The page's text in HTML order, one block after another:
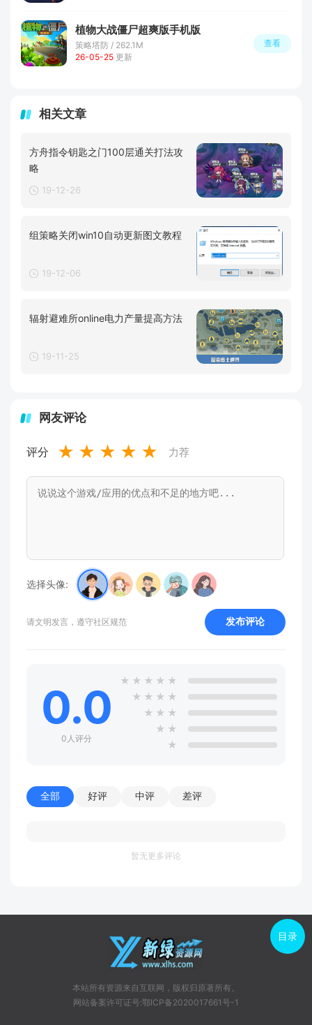
植物大战僵尸超爽版手机版
策略塔防 / 262.1M
26-05-25 更新
查看
相关文章
方舟指令钥匙之门100层通关打法攻
略
19-12-26
组策略关闭win10自动更新图文教程
19-12-06
辐射避难所online电力产量提高方法
19-11-25
网友评论
评分 ★ ★ ★ ★ ★ 力荐
选择头像:
请文明发言，遵守社区规范 发布评论
0.0
0人评分
★ ★ ★ ★ ★
★ ★ ★ ★
★ ★ ★
★ ★
★
全部 好评 中评 差评
暂无更多评论
本站所有资源来自互联网，版权归原著所有。
网站备案许可证号:鄂ICP备2020017661号-1
目录